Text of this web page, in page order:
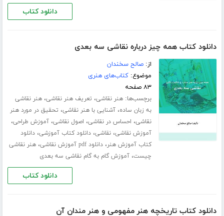
دانلود کتاب
دانلود کتاب همه چیز درباره نقاشی سه بعدی
از:صالح سخندان
موضوع:کتاب‌های هنری
۸۳ صفحه
برچسب‌ها:هنر نقاشی، تعریف هنر نقاشی،هنر نقاشی
به زبان ساده،آشنایی با هنر نقاشی، تحقیق در مورد هنر
نقاشی، احساس در نقاشی، اصول نقاشی،آموزش طراحی،
آموزش نقاشی،نقاشی،دانلود کتاب آموزشی،دانلود
کتاب آموزش هنر،دانلود ‌pdf آموزش نقاشی ،هنر نقاشی
چیست،آموزش گام به گام نقاشی سه بعدی
دانلود کتاب
دانلود کتاب تاريخچه هنر مفهومی و هنر مندان آن